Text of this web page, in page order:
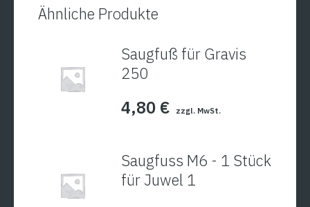
Ähnliche Produkte
Saugfuß für Gravis
250
4,80 € zzgl. MwSt.
Saugfuss M6 - 1 Stück
für Juwel 1